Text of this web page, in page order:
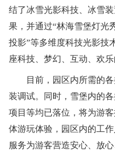
结了冰雪光影科技、冰雪
果，并通过“林海雪堡灯光
投影”等多维度科技光影技
座科技、梦幻、互动、欢乐
目前，园区内所需的
装调试。同时，雪堡内的
项目等均已落位，将为游
体游玩体验，园区内的工
服务为游客营造安心、放